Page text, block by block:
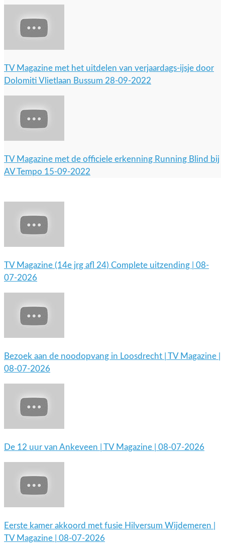
TV Magazine met het uitdelen van verjaardags-ijsje door
Dolomiti Vlietlaan Bussum 28-09-2022
TV Magazine met de officiele erkenning Running Blind bij
AV Tempo 15-09-2022
TV Magazine (14e jrg afl 24) Complete uitzending | 08-
07-2026
Bezoek aan de noodopvang in Loosdrecht | TV Magazine |
08-07-2026
De 12 uur van Ankeveen | TV Magazine | 08-07-2026
Eerste kamer akkoord met fusie Hilversum Wijdemeren |
TV Magazine | 08-07-2026